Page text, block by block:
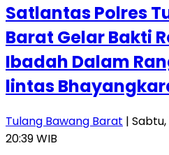
Satlantas Polres
Barat Gelar Bakti
Ibadah Dalam
lintas
Tulang Bawang Barat |
20:39 WIB